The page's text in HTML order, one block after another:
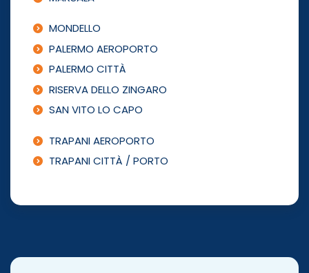
MONDELLO
PALERMO AEROPORTO
PALERMO CITTÀ
RISERVA DELLO ZINGARO
SAN VITO LO CAPO
TRAPANI AEROPORTO
TRAPANI CITTÀ / PORTO